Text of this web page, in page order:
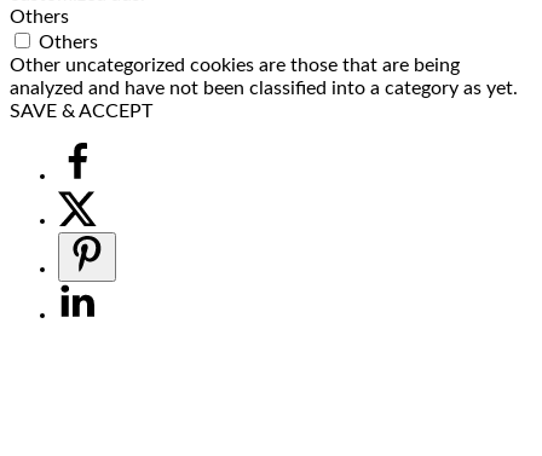
Others
Others
Other uncategorized cookies are those that are being
analyzed and have not been classified into a category as yet.
SAVE & ACCEPT